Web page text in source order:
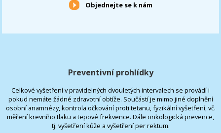
Objednejte se k nám
Preventivní prohlídky
Celkové vyšetření v pravidelných dvouletých intervalech se provádí i
pokud nemáte žádné zdravotní obtíže. Součástí je mimo jiné doplnění
osobní anamnézy, kontrola očkování proti tetanu, fyzikální vyšetření, vč.
měření krevního tlaku a tepové frekvence. Dále onkologická prevence,
tj. vyšetření kůže a vyšetření per rektum.